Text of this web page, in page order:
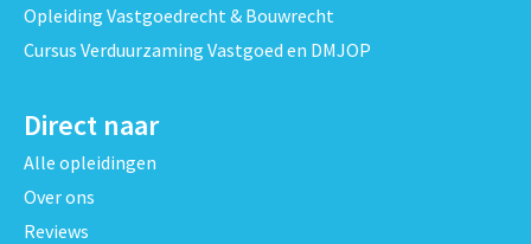
Opleiding Vastgoedrecht & Bouwrecht
Cursus Verduurzaming Vastgoed en DMJOP
Direct naar
Alle opleidingen
Over ons
Reviews